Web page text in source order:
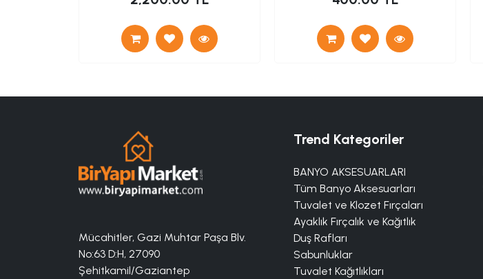
Mücahitler, Gazi Muhtar Paşa Blv.
No:63 D:H, 27090
Şehitkamil/Gaziantep
Trend Kategoriler
BANYO AKSESUARLARI
Tüm Banyo Aksesuarları
Tuvalet ve Klozet Fırçaları
Ayaklık Fırçalık ve Kağıtlık
Duş Rafları
Sabunluklar
Tuvalet Kağıtlıkları